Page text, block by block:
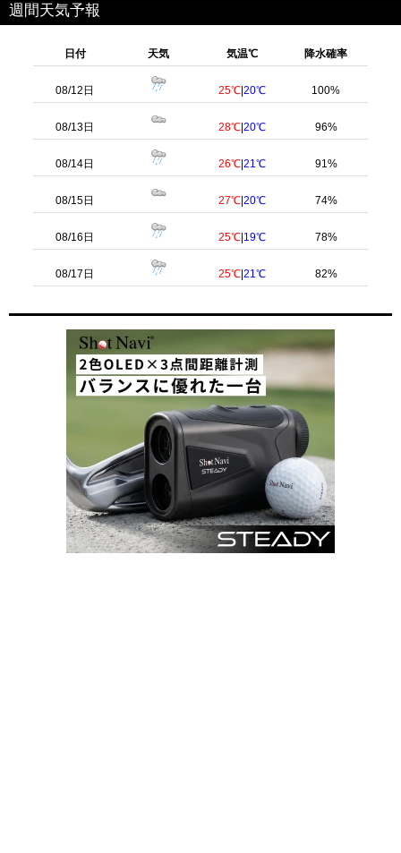
週間天気予報
日付 天気 気温℃ 降水確率
08/12日 25℃ |20℃ 100%
08/13日 28℃ |20℃ 96%
08/14日 26℃ |21℃ 91%
08/15日 27℃ |20℃ 74%
08/16日 25℃ 19℃ 78%
08/17日 25℃ |21℃ 82%